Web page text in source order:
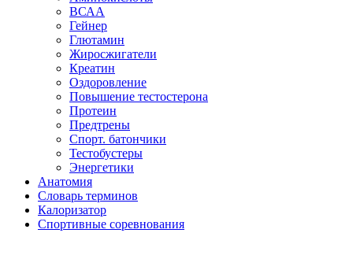
ВСАА
Гейнер
Глютамин
Жиросжигатели
Креатин
Оздоровление
Повышение тестостерона
Протеин
Предтрены
Спорт. батончики
Тестобустеры
Энергетики
Анатомия
Словарь терминов
Калоризатор
Спортивные соревнования